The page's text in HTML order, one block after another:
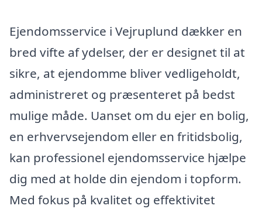
Ejendomsservice i Vejruplund dækker en
bred vifte af ydelser, der er designet til at
sikre, at ejendomme bliver vedligeholdt,
administreret og præsenteret på bedst
mulige måde. Uanset om du ejer en bolig,
en erhvervsejendom eller en fritidsbolig,
kan professionel ejendomsservice hjælpe
dig med at holde din ejendom i topform.
Med fokus på kvalitet og effektivitet